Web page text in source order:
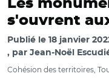
Les
s'ouvrent
Publié le 18 janvier
par Jean-Noël
Cohésion des territoires,